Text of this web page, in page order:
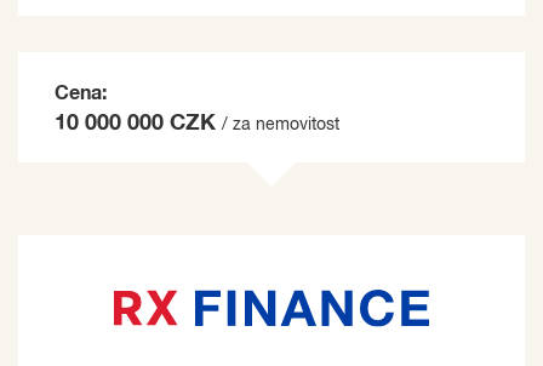
Cena:
10 000 000 CZK / za nemovitost